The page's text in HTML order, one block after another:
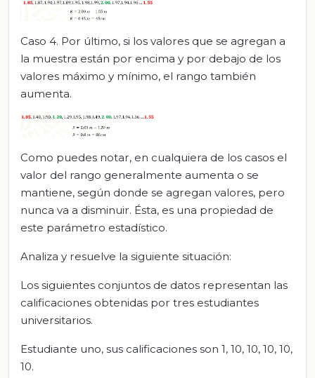
Caso 4. Por último, si los valores que se agregan a
la muestra están por encima y por debajo de los
valores máximo y mínimo, el rango también
aumenta.
Como puedes notar, en cualquiera de los casos el
valor del rango generalmente aumenta o se
mantiene, según donde se agregan valores, pero
nunca va a disminuir. Ésta, es una propiedad de
este parámetro estadístico.
Analiza y resuelve la siguiente situación:
Los siguientes conjuntos de datos representan las
calificaciones obtenidas por tres estudiantes
universitarios.
Estudiante uno, sus calificaciones son 1, 10, 10, 10, 10,
10.